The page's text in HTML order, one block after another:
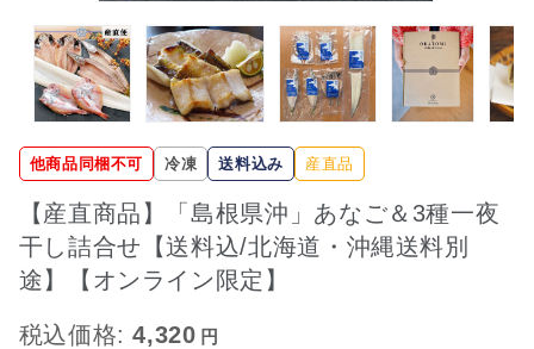
他商品同梱不可 冷凍 送料込み 産直品
【産直商品】「島根県沖」あなご＆3種一夜
干し詰合せ【送料込/北海道・沖縄送料別
途】【オンライン限定】
税込価格:4,320